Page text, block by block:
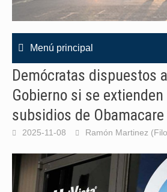
Menú principal
Demócratas dispuestos
Gobierno si se
subsidios de Obamacare
2025-11-08 Ramón Martinez